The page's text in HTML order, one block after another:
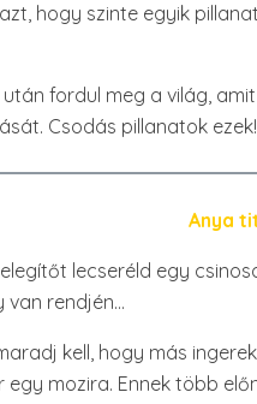
hogy szinte egyik
fordul meg a világ,
Csodás pillanatok
Anya
lecseréld egy
van rendjén…
kell, hogy más
mozira. Ennek több